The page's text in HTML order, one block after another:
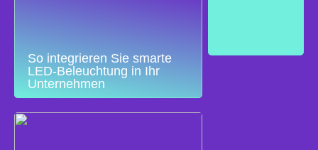
So integrieren Sie smarte
LED-Beleuchtung in Ihr
Unternehmen